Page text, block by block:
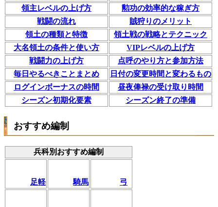
領主レベルの上げ方
勲功の効率的な稼ぎ方
戦闘の流れ
賊狩りのメリット
領土の種類と特徴
領土戦の戦略とテクニック
大名領土の条件と使い方
VIPレベルの上げ方
戦闘力の上げ方
点呼のやり方と参加方法
毎日やるべきことまとめ
日付の変更時間と変わるもの
ログインボーナスの時間
昼夜俸禄の受け取り時間
シーズン初期化要素
シーズン終了の準備
おすすめ編制
兵科別おすすめ編制
足軽 騎馬 弓